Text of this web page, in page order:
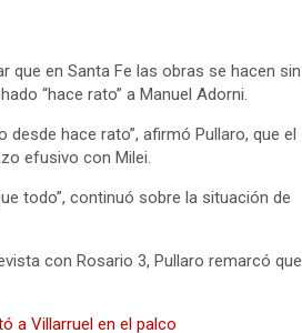
que en Santa Fe las obras se hacen sin
“hace rato” a Manuel Adorni.
hace rato”, afirmó Pullaro, que el
efusivo con Milei.
todo”, continuó sobre la situación de
con Rosario 3, Pullaro remarcó que
a Villarruel en el palco